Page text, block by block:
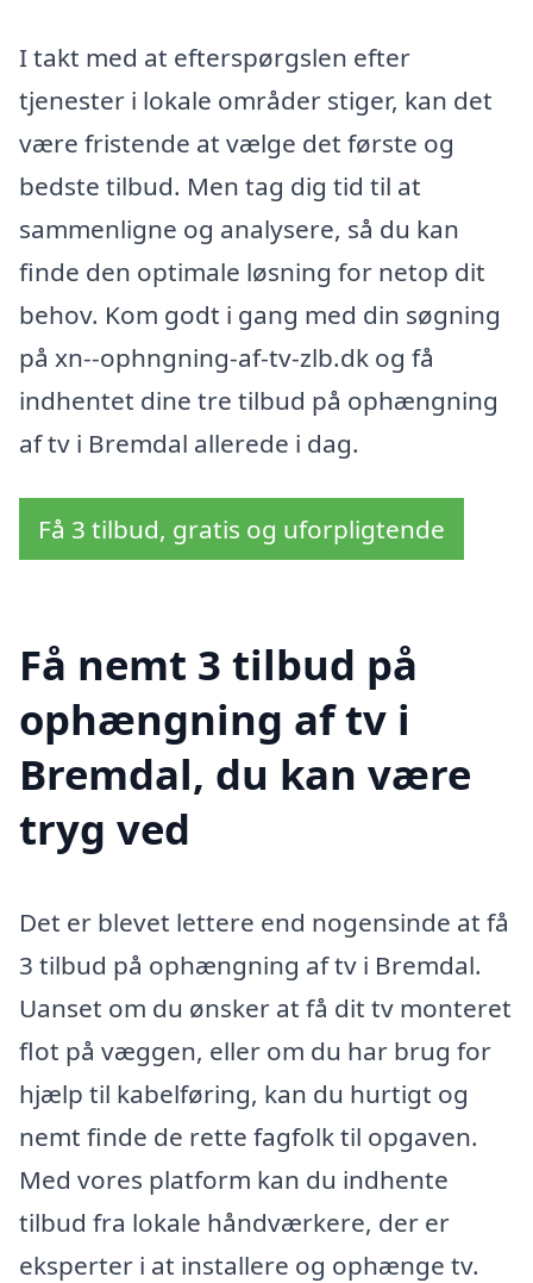
I takt med at efterspørgslen efter
tjenester i lokale områder stiger, kan det
være fristende at vælge det første og
bedste tilbud. Men tag dig tid til at
sammenligne og analysere, så du kan
finde den optimale løsning for netop dit
behov. Kom godt i gang med din søgning
på xn--ophngning-af-tv-zlb.dk og få
indhentet dine tre tilbud på ophængning
af tv i Bremdal allerede i dag.
Få 3 tilbud, gratis og uforpligtende
Få nemt 3 tilbud på
ophængning af tv i
Bremdal, du kan være
tryg ved
Det er blevet lettere end nogensinde at få
3 tilbud på ophængning af tv i Bremdal.
Uanset om du ønsker at få dit tv monteret
flot på væggen, eller om du har brug for
hjælp til kabelføring, kan du hurtigt og
nemt finde de rette fagfolk til opgaven.
Med vores platform kan du indhente
tilbud fra lokale håndværkere, der er
eksperter i at installere og ophænge tv.